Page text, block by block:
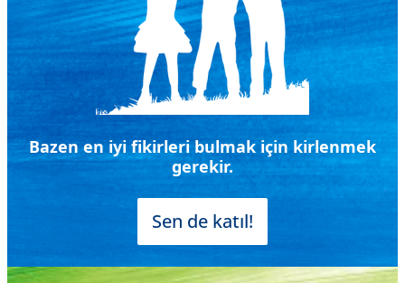
Bazen en iyi fikirleri bulmak için kirlenmek
gerekir.
Sen de katıl!